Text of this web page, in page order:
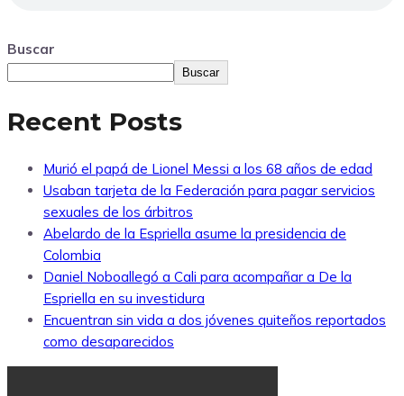
Buscar
Buscar
Recent Posts
Murió el papá de Lionel Messi a los 68 años de edad
Usaban tarjeta de la Federación para pagar servicios
sexuales de los árbitros
Abelardo de la Espriella asume la presidencia de
Colombia
Daniel Noboallegó a Cali para acompañar a De la
Espriella en su investidura
Encuentran sin vida a dos jóvenes quiteños reportados
como desaparecidos